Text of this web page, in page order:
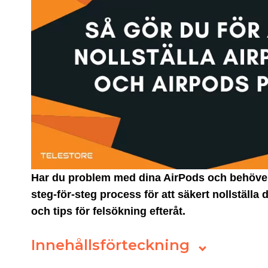
Har du problem med dina AirPods och
steg-för-steg process för att säkert nollställa
och tips för felsökning efteråt.
Innehållsförteckning